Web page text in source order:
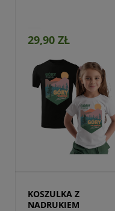
29,90 ZŁ
Przejdź do produktu
KOSZULKA Z
NADRUKIEM